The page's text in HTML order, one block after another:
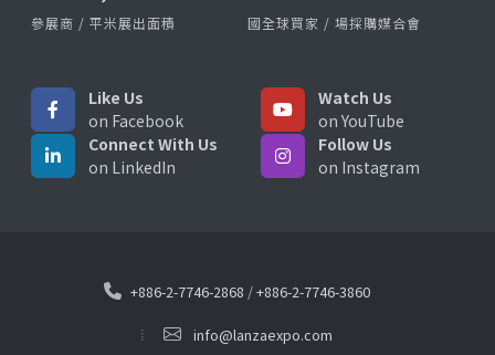
參展商 / 平米展出面積 國全球買家 / 場採購媒合會
Like Us
on Facebook
Watch Us
on YouTube
Connect With Us
on LinkedIn
Follow Us
on Instagram
+886-2-7746-2868 /+886-2-7746-3860
info@lanzaexpo.com